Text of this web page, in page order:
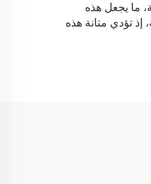
ما يجعل هذه
إذ تؤدي متانة هذه